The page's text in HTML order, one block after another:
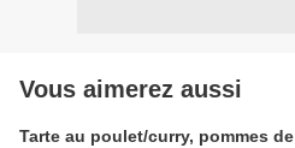
Vous aimerez aussi
Tarte au poulet/curry, pommes de